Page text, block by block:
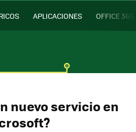
APLICACIONES OFFICE 365
nuevo servicio en